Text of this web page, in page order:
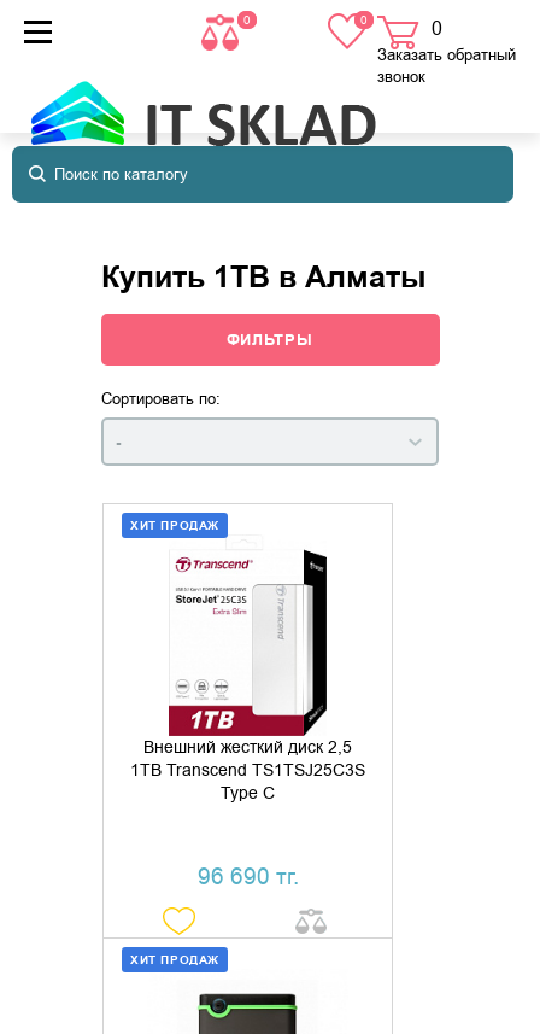
0 0 0
в корзине
Заказать обратный
звонок
Купить 1TB в Алматы
ФИЛЬТРЫ
Сортировать по:
-
Внешний жесткий диск 2,5
1TB Transcend TS1TSJ25C3S
Type C
96 690 тг.
ХИТ ПРОДАЖ
ДОБАВИТЬ В КОРЗИНУ
КУПИТЬ В 1 КЛИК
ХИТ ПРОДАЖ
ДОБАВИТЬ В КОРЗИНУ